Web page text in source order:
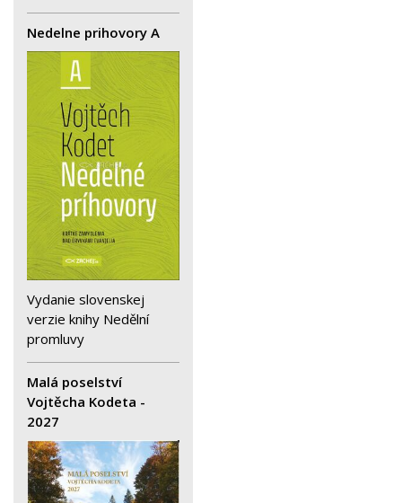
Nedelne prihovory A
Vydanie slovenskej
verzie knihy Nedělní
promluvy
Malá poselství
Vojtěcha Kodeta -
2027